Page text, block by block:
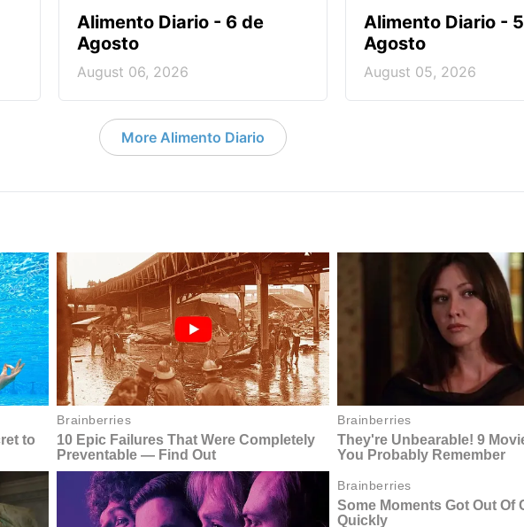
Alimento Diario - 6 de
Agosto
August 06, 2026
Alimento Diario -
Agosto
August 05, 2026
More Alimento Diario